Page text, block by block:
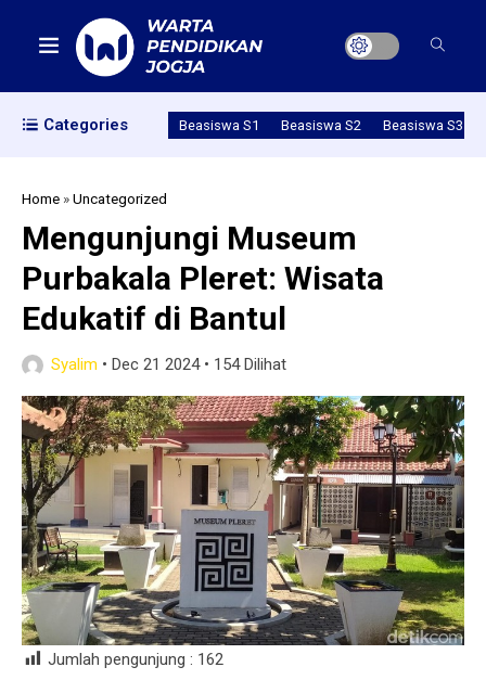
Categories Beasiswa S1 Beasiswa S2 Beasiswa S3
Home »Uncategorized
Mengunjungi Museum
Purbakala Pleret: Wisata
Edukatif di Bantul
Syalim • Dec 21 2024• 154 Dilihat
Jumlah pengunjung : 162